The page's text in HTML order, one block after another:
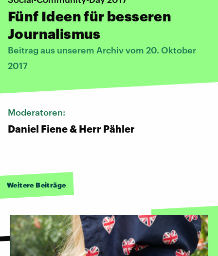
Fünf Ideen für besseren
Journalismus
Beitrag aus unserem Archiv vom 20. Oktober
2017
Moderatoren:
Daniel Fiene & Herr Pähler
Weitere Beiträge